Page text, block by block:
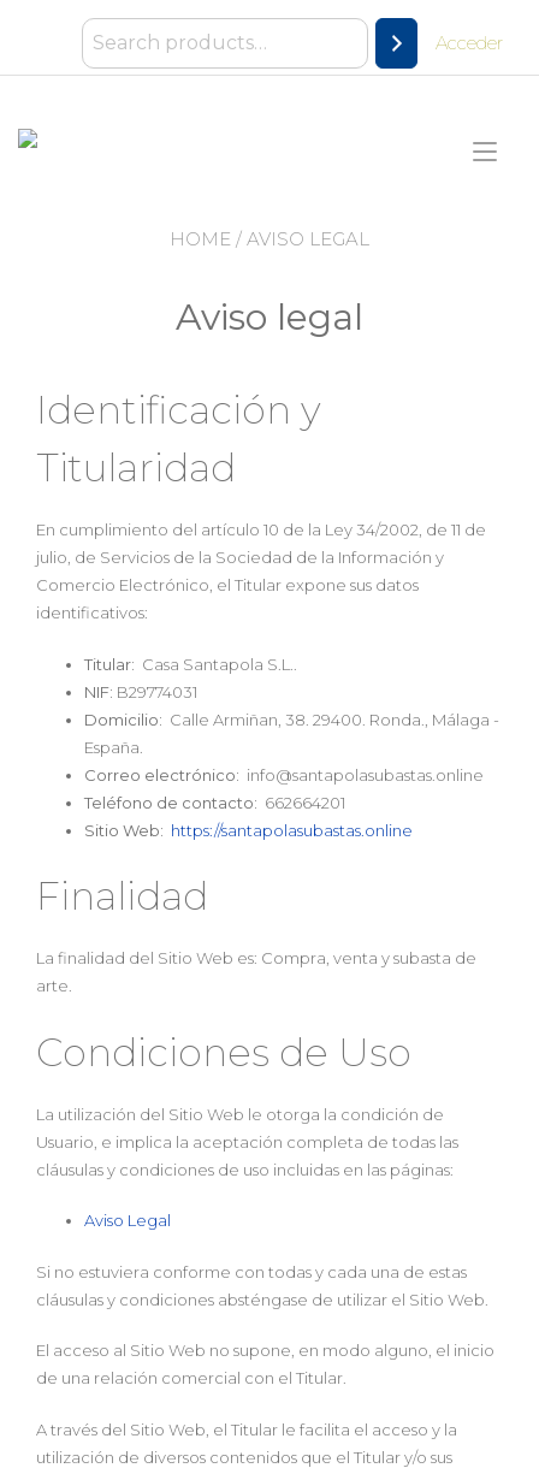
Acceder
HOME / AVISO LEGAL
Aviso legal
Identificación y
Titularidad
En cumplimiento del artículo 10 de la Ley 34/2002, de 11 de
julio, de Servicios de la Sociedad de la Información y
Comercio Electrónico, el Titular expone sus datos
identificativos:
Titular: Casa Santapola S.L..
NIF: B29774031
Domicilio: Calle Armiñan, 38. 29400. Ronda., Málaga -
España.
Correo electrónico: info@santapolasubastas.online
Teléfono de contacto: 662664201
Sitio Web: https://santapolasubastas.online
Finalidad
La finalidad del Sitio Web es: Compra, venta y subasta de
arte.
Condiciones de Uso
La utilización del Sitio Web le otorga la condición de
Usuario, e implica la aceptación completa de todas las
cláusulas y condiciones de uso incluidas en las páginas:
Aviso Legal
Si no estuviera conforme con todas y cada una de estas
cláusulas y condiciones absténgase de utilizar el Sitio Web.
El acceso al Sitio Web no supone, en modo alguno, el inicio
de una relación comercial con el Titular.
A través del Sitio Web, el Titular le facilita el acceso y la
utilización de diversos contenidos que el Titular y/o sus